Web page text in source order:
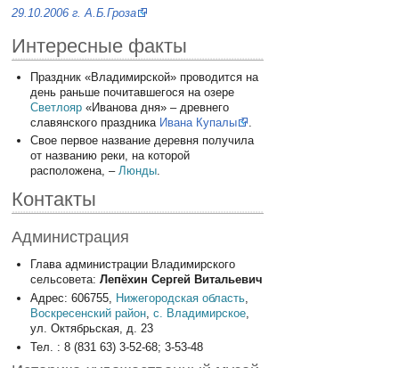
29.10.2006 г. А.Б.Гроза
Интересные факты
Праздник «Владимирской» проводится на
день раньше почитавшегося на озере
Светлояр«Иванова дня» – древнего
славянского праздника Ивана Купалы
Свое первое название деревня получила
от названию реки, на которой
расположена, – Люнды.
Контакты
Администрация
Глава администрации Владимирского
сельсовета: Лепёхин Сергей Витальевич
Адрес: 606755, Нижегородская область,
Воскресенский район, с. Владимирское,
ул. Октябрьская, д. 23
Тел. : 8 (831 63) 3-52-68; 3-53-48